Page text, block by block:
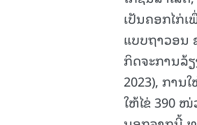
ເປັນຄອກໄກ່
ແບບຖາວອນ
ກິດຈະການລ້
2023), ການ
ໃຫ້ໄຂ່ 390